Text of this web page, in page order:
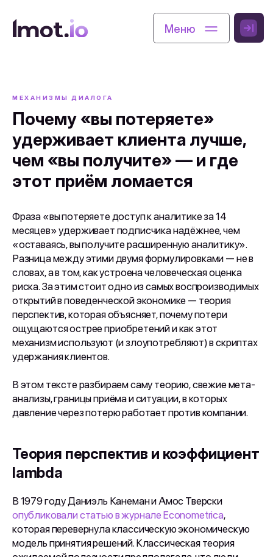
МЕХАНИЗМЫ ДИАЛОГА
Почему «вы потеряете»
удерживает клиента лучше,
чем «вы получите» — и где
этот приём ломается
Фраза «вы потеряете доступ к аналитике за 14
месяцев» удерживает подписчика надёжнее, чем
«оставаясь, вы получите расширенную аналитику».
Разница между этими двумя формулировками — не в
словах, а в том, как устроена человеческая оценка
риска. За этим стоит одно из самых воспроизводимых
открытий в поведенческой экономике — теория
перспектив, которая объясняет, почему потери
ощущаются острее приобретений и как этот
механизм используют (и злоупотребляют) в скриптах
удержания клиентов.
В этом тексте разбираем саму теорию, свежие мета-
анализы, границы приёма и ситуации, в которых
давление через потерю работает против компании.
Теория перспектив и коэффициент
lambda
В 1979 году Даниэль Канеман и Амос Тверски
опубликовали статью в журнале Econometrica,
которая перевернула классическую экономическую
модель принятия решений. Классическая теория